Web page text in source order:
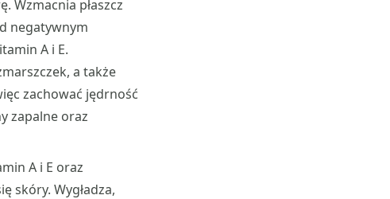
Wzmacnia płaszcz
negatywnym
A i E.
a także
zachować jędrność
zapalne oraz
A i E oraz
skóry. Wygładza,